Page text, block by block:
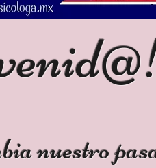
nuestro